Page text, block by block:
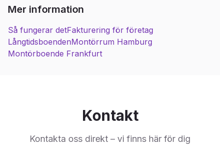
Mer information
Så fungerar detFakturering för företag
LångtidsboendenMontörrum Hamburg
Montörboende Frankfurt
Kontakt
Kontakta oss direkt – vi finns här för dig